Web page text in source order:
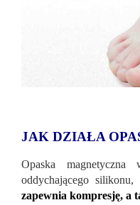
JAK DZIAŁA
Opaska magnetyczna
oddychającego
zapewnia kompresję, a